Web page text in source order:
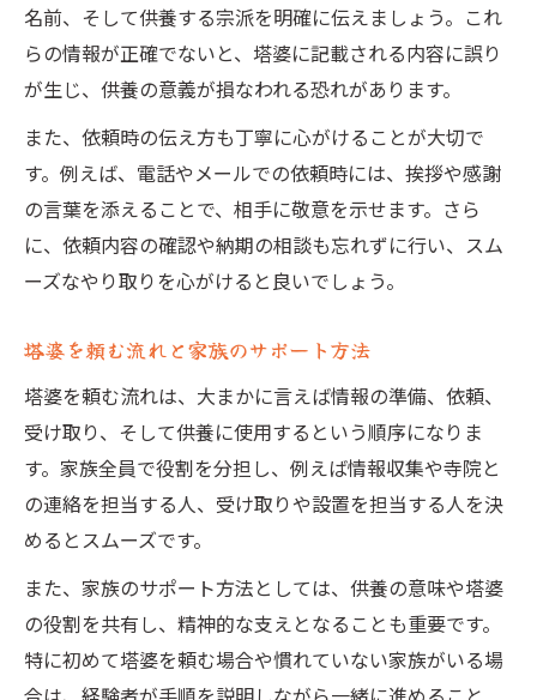
名前、そして供養する宗派を明確に伝えましょう。これ
らの情報が正確でないと、塔婆に記載される内容に誤り
が生じ、供養の意義が損なわれる恐れがあります。
また、依頼時の伝え方も丁寧に心がけることが大切で
す。例えば、電話やメールでの依頼時には、挨拶や感謝
の言葉を添えることで、相手に敬意を示せます。さら
に、依頼内容の確認や納期の相談も忘れずに行い、スム
ーズなやり取りを心がけると良いでしょう。
塔婆を頼む流れと家族のサポート方法
塔婆を頼む流れは、大まかに言えば情報の準備、依頼、
受け取り、そして供養に使用するという順序になりま
す。家族全員で役割を分担し、例えば情報収集や寺院と
の連絡を担当する人、受け取りや設置を担当する人を決
めるとスムーズです。
また、家族のサポート方法としては、供養の意味や塔婆
の役割を共有し、精神的な支えとなることも重要です。
特に初めて塔婆を頼む場合や慣れていない家族がいる場